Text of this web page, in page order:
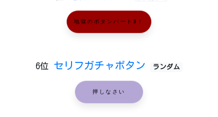
地獄のボタンパート3！
6位 セリフガチャボタン ランダム
押しなさい